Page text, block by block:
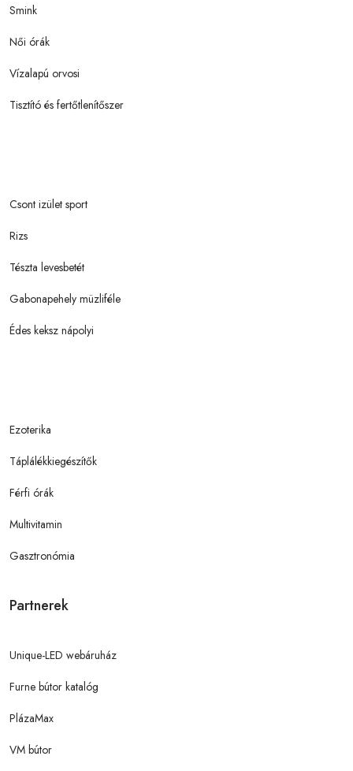
Smink
Női órák
Vízalapú orvosi
Tisztító és fertőtlenítőszer
Csont izület sport
Rizs
Tészta levesbetét
Gabonapehely müzliféle
Édes keksz nápolyi
Ezoterika
Táplálékkiegészítők
Férfi órák
Multivitamin
Gasztronómia
Partnerek
Unique-LED webáruház
Furne bútor katalóg
PlázaMax
VM bútor